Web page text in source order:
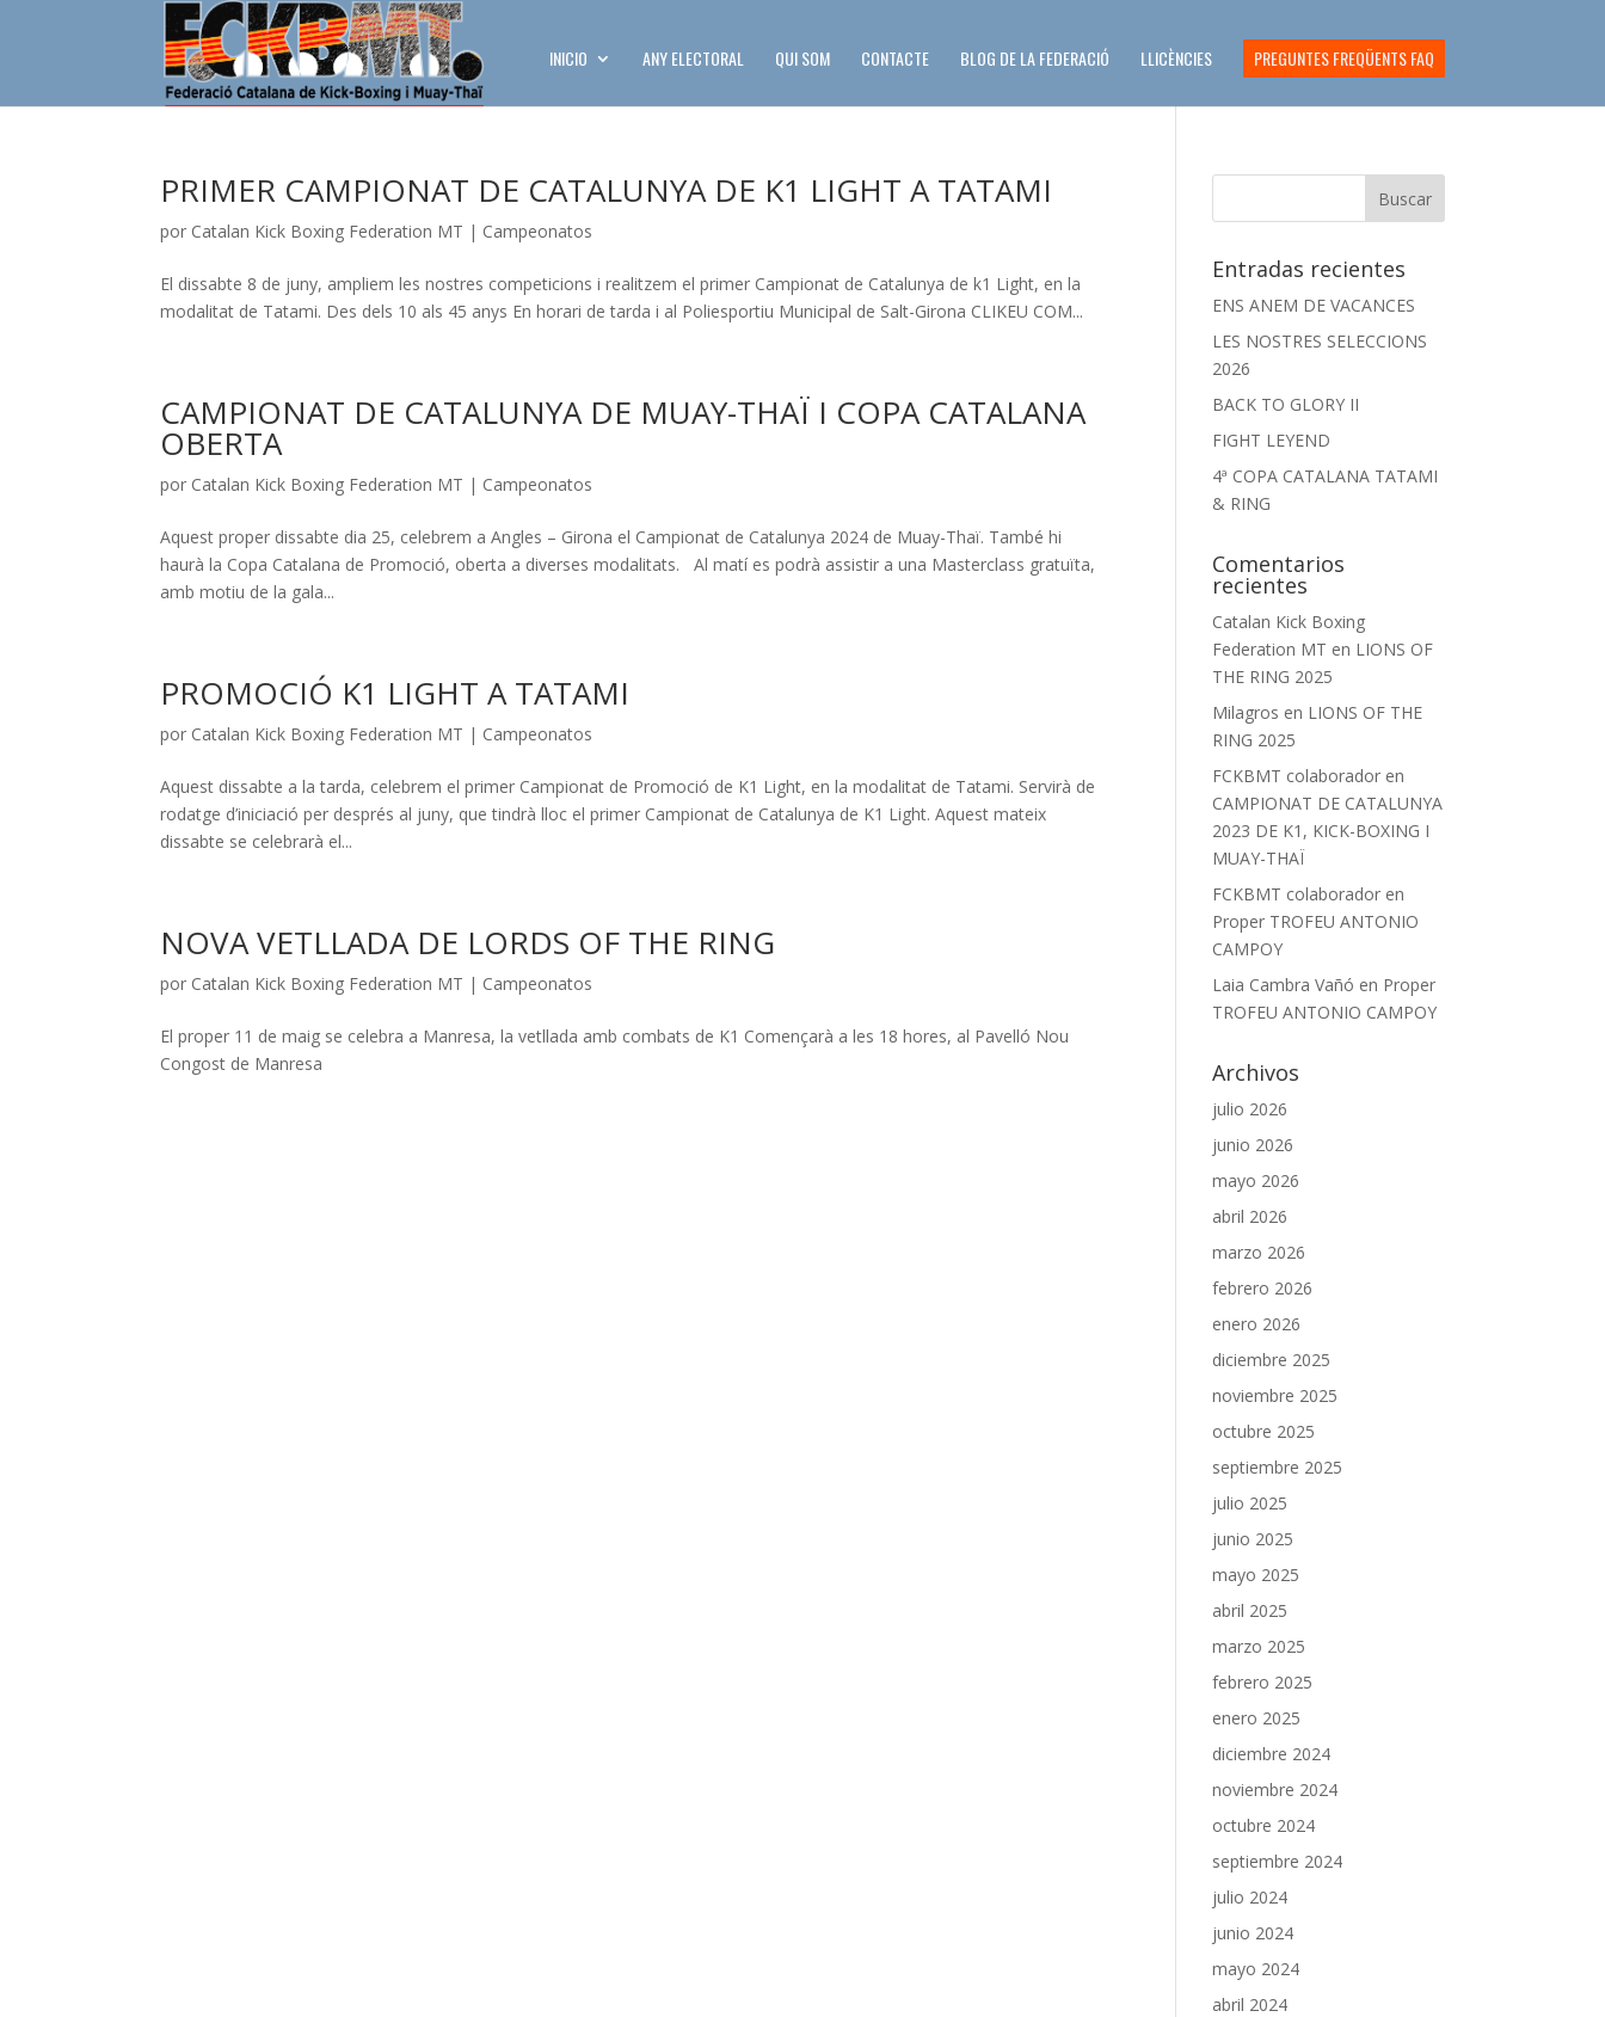
INICIO ANY ELECTORAL QUI SOM CONTACTE BLOG DE LA FEDERACIÓ LLICÈNCIES PREGUNTES FREQÜENTS FAQ
PRIMER CAMPIONAT DE CATALUNYA DE K1 LIGHT A TATAMI
por Catalan Kick Boxing Federation MT | Campeonatos
El dissabte 8 de juny, ampliem les nostres competicions i realitzem el primer Campionat de Catalunya de k1 Light, en la
modalitat de Tatami. Des dels 10 als 45 anys En horari de tarda i al Poliesportiu Municipal de Salt-Girona CLIKEU COM...
CAMPIONAT DE CATALUNYA DE MUAY-THAÏ I COPA CATALANA
OBERTA
por Catalan Kick Boxing Federation MT | Campeonatos
Aquest proper dissabte dia 25, celebrem a Angles – Girona el Campionat de Catalunya 2024 de Muay-Thaï. També hi
haurà la Copa Catalana de Promoció, oberta a diverses modalitats. Al matí es podrà assistir a una Masterclass gratuïta,
amb motiu de la gala...
PROMOCIÓ K1 LIGHT A TATAMI
por Catalan Kick Boxing Federation MT | Campeonatos
Aquest dissabte a la tarda, celebrem el primer Campionat de Promoció de K1 Light, en la modalitat de Tatami. Servirà de
rodatge d’iniciació per després al juny, que tindrà lloc el primer Campionat de Catalunya de K1 Light. Aquest mateix
dissabte se celebrarà el...
NOVA VETLLADA DE LORDS OF THE RING
por Catalan Kick Boxing Federation MT | Campeonatos
El proper 11 de maig se celebra a Manresa, la vetllada amb combats de K1 Començarà a les 18 hores, al Pavelló Nou
Congost de Manresa
Entradas recientes
ENS ANEM DE VACANCES
LES NOSTRES SELECCIONS
2026
BACK TO GLORY II
FIGHT LEYEND
4ª COPA CATALANA TATAMI
& RING
Comentarios
recientes
Catalan Kick Boxing
Federation MT en LIONS OF
THE RING 2025
Milagros en LIONS OF THE
RING 2025
FCKBMT colaborador en
CAMPIONAT DE CATALUNYA
2023 DE K1, KICK-BOXING I
MUAY-THAÏ
FCKBMT colaborador en
Proper TROFEU ANTONIO
CAMPOY
Laia Cambra Vañó en Proper
TROFEU ANTONIO CAMPOY
Archivos
julio 2026
junio 2026
mayo 2026
abril 2026
marzo 2026
febrero 2026
enero 2026
diciembre 2025
noviembre 2025
octubre 2025
septiembre 2025
julio 2025
junio 2025
mayo 2025
abril 2025
marzo 2025
febrero 2025
enero 2025
diciembre 2024
noviembre 2024
octubre 2024
septiembre 2024
julio 2024
junio 2024
mayo 2024
abril 2024